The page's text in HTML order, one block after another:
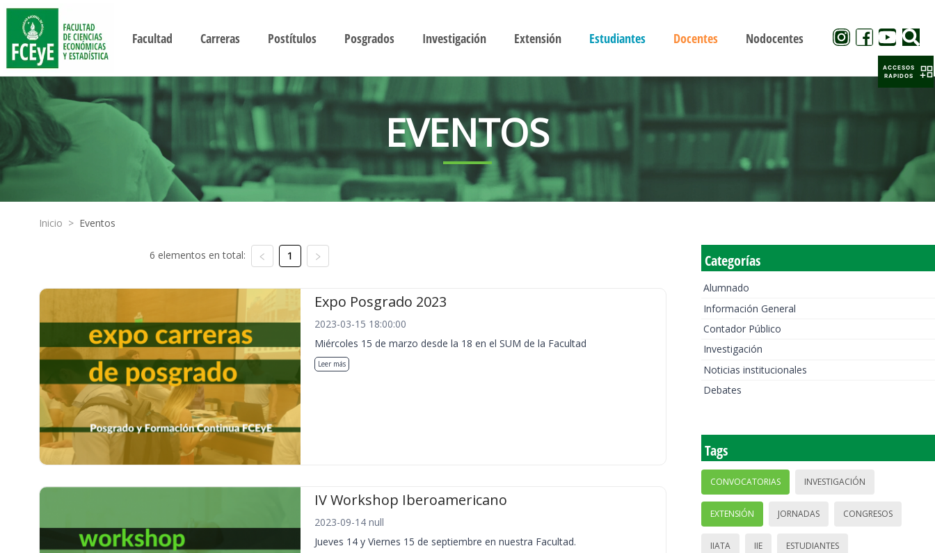
Facultad Carreras Postítulos Posgrados Investigación Extensión Estudiantes Docentes Nodocentes
EVENTOS
Inicio > Eventos
6 elementos en total: 1
Expo Posgrado 2023
2023-03-15 18:00:00
Miércoles 15 de marzo desde la 18 en el SUM de la Facultad
Leer más
IV Workshop Iberoamericano
2023-09-14 null
Jueves 14 y Viernes 15 de septiembre en nuestra Facultad.
Categorías
Alumnado
Información General
Contador Público
Investigación
Noticias institucionales
Debates
Tags
CONVOCATORIAS INVESTIGACIÓN
EXTENSIÓN JORNADAS CONGRESOS
IIATA IIE ESTUDIANTES
ACCESOS
RAPIDOS